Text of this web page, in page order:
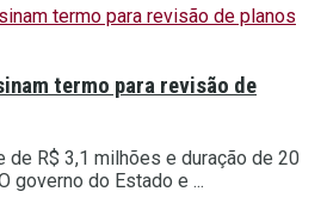
termo para revisão de
de R$ 3,1 milhões e duração de 20
governo do Estado e ...